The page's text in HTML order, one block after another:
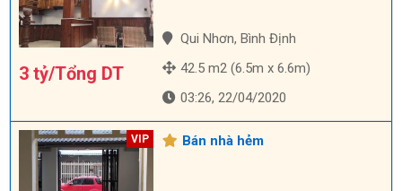
3 tỷ/Tổng DT
Qui Nhơn, Bình Định
42.5 m2 (6.5m x 6.6m)
03:26, 22/04/2020
Bán nhà hẻm